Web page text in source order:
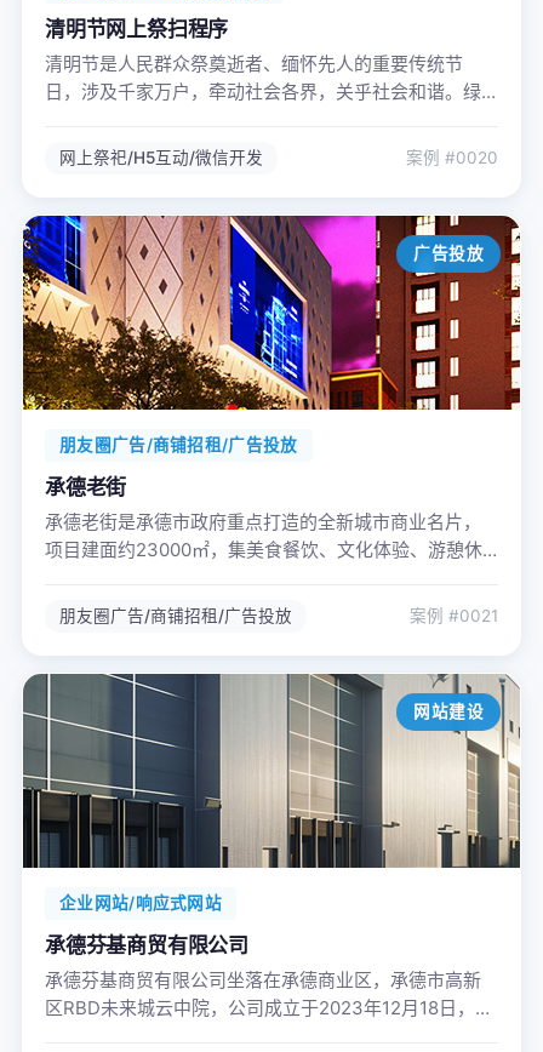
清明节网上祭扫程序
清明节是人民群众祭奠逝者、缅怀先人的重要传统节
日，涉及千家万户，牵动社会各界，关乎社会和谐。绿
广场、林区、草地焚香烧纸等不文明祭祀行为，将中华
网上祭祀/H5互动/微信开发 案例 #0020
广告投放
朋友圈广告/商铺招租/广告投放
承德老街
承德老街是承德市政府重点打造的全新城市商业名片，
项目建面约23000㎡，集美食餐饮、文化体验、游憩休
耳目一新的复古情景体验，唤醒记忆深处的盛世繁华。
朋友圈广告/商铺招租/广告投放 案例 #0021
网站建设
企业网站/响应式网站
承德芬基商贸有限公司
承德芬基商贸有限公司坐落在承德商业区，承德市高新
区RBD未来城云中院，公司成立于2023年12月18日，注